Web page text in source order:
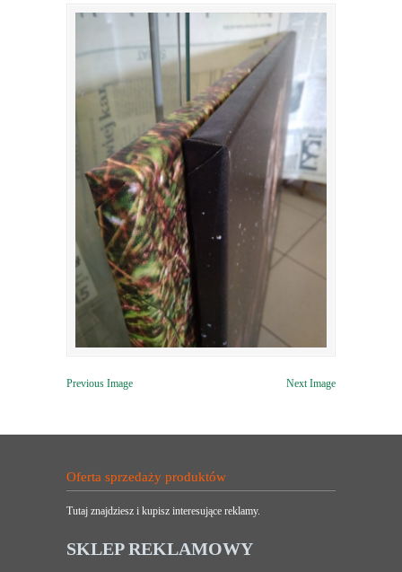
Previous Image Next Image
Oferta sprzedaży produktów
Tutaj znajdziesz i kupisz interesujące reklamy.
SKLEP REKLAMOWY